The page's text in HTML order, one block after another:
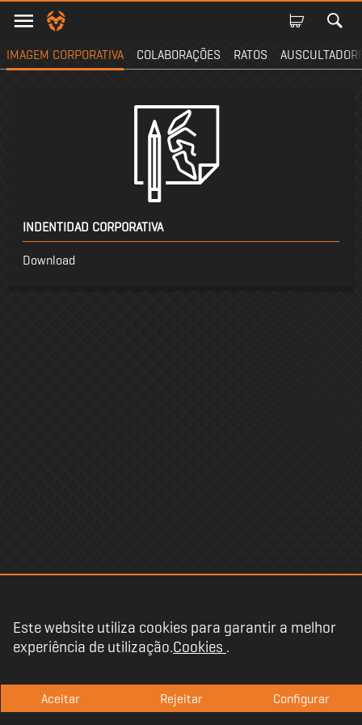
IMAGEM CORPORATIVA COLABORAÇÕES RATOS
INDENTIDAD CORPORATIVA
Download
Copyright @2026.
Termos e condições
·Privacidade Cookies
Este website utiliza cookies para garantir a melhor
experiência de utilização.Cookies .
Aceitar Rejeitar Configurar